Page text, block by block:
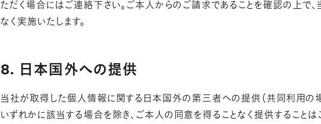
ただく場合にはご連絡下さい。ご本人からのご請求であることを確認の上で
なく実施いたします。
8. 日本国外への提供
当社が取得した個人情報に関する日本国外の第三者への提供（共同利用の場
いずれかに該当する場合を除き、ご本人の同意を得ることなく提供することは